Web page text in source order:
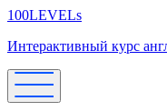
100LEVELs
Интерактивный курс